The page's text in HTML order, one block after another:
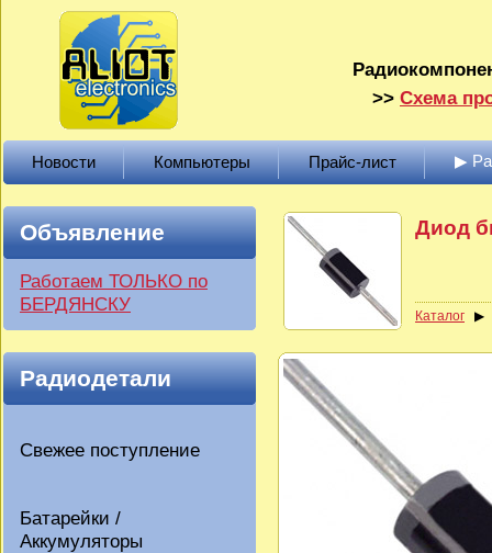
>> Схема
Новости Компьютеры Прайс-лист ▶
Объявление
Работаем ТОЛЬКО по
БЕРДЯНСКУ
Радиодетали
Свежее поступление
Батарейки /
Аккумуляторы
Диод
Каталог